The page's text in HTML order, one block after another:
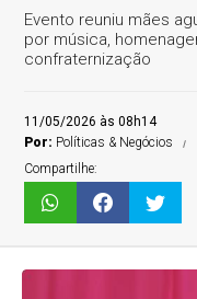
Evento reuniu mães
por música,
confraternização
11/05/2026 às 08h14
Por: Políticas & Negócios
Compartilhe: